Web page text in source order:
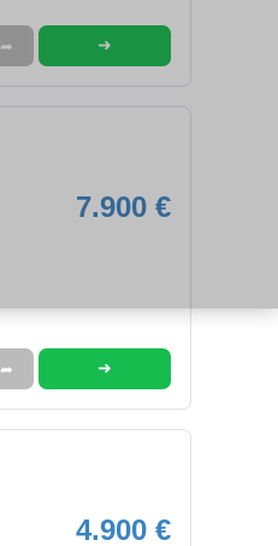
➦ ➜
7.900 €
➦ ➜
4.900 €